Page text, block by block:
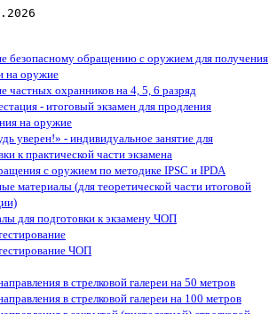
безопасному обращению с оружием для получения
на оружие
частных охранников на 4, 5, 6 разряд
- итоговый экзамен для продления
на оружие
уверен!» - индивидуальное занятие для
к практической части экзамена
с оружием по методике IPSC и IPDA
материалы (для теоретической части итоговой
для подготовки к экзамену ЧОП
ЧОП
в стрелковой галереи на 50 метров
в стрелковой галереи на 100 метров